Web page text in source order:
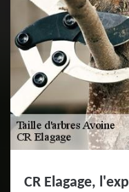
CR Elagage,